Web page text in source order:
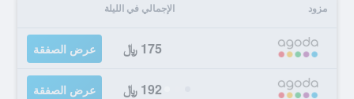
مزود الإجمالي في الليلة
175 ﷼ عرض الصفقة
192 ﷼ عرض الصفقة